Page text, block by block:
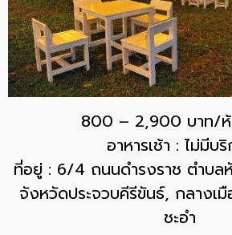
800 – 2,900 บาท/
อาหารเช้า : ไม่มีบริ
ที่อยู่ : 6/4 ถนนดำรงราช ตำบล
จังหวัดประจวบคีรีขันธ์, กลางเ
ชะอำ